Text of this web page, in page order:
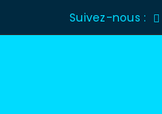
Suivez-nous :